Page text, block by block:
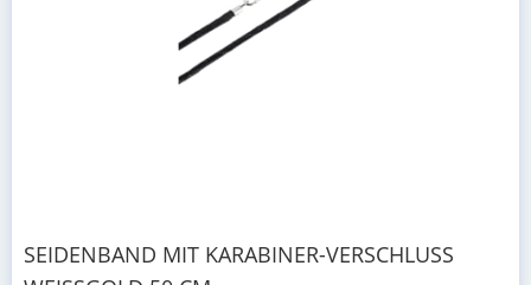
SEIDENBAND MIT KARABINER-VERSCHLUSS